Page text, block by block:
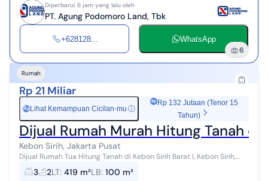
Diperbarui 6 jam yang lalu oleh
PT. Agung Podomoro Land, Tbk
+628128... WhatsApp
6
Rumah
Rp 21 Miliar
Rp Lihat Kemampuan Cicilan-mu ⓘ
Rp 132 Jutaan (Tenor 15
Tahun)
Dijual Rumah Murah Hitung Tanah
Kebon Sirih, Jakarta Pusat
Dijual Rumah Tua Hitung Tanah di Kebon Sirih Barat I, Kebon Sirih,
Menteng, Jakarta Pusat Harga 21 M nego LT. 419 m2 SHM Hadap
Utara - Lokasi sa...
3 2LT: 419 m²LB: 100 m²